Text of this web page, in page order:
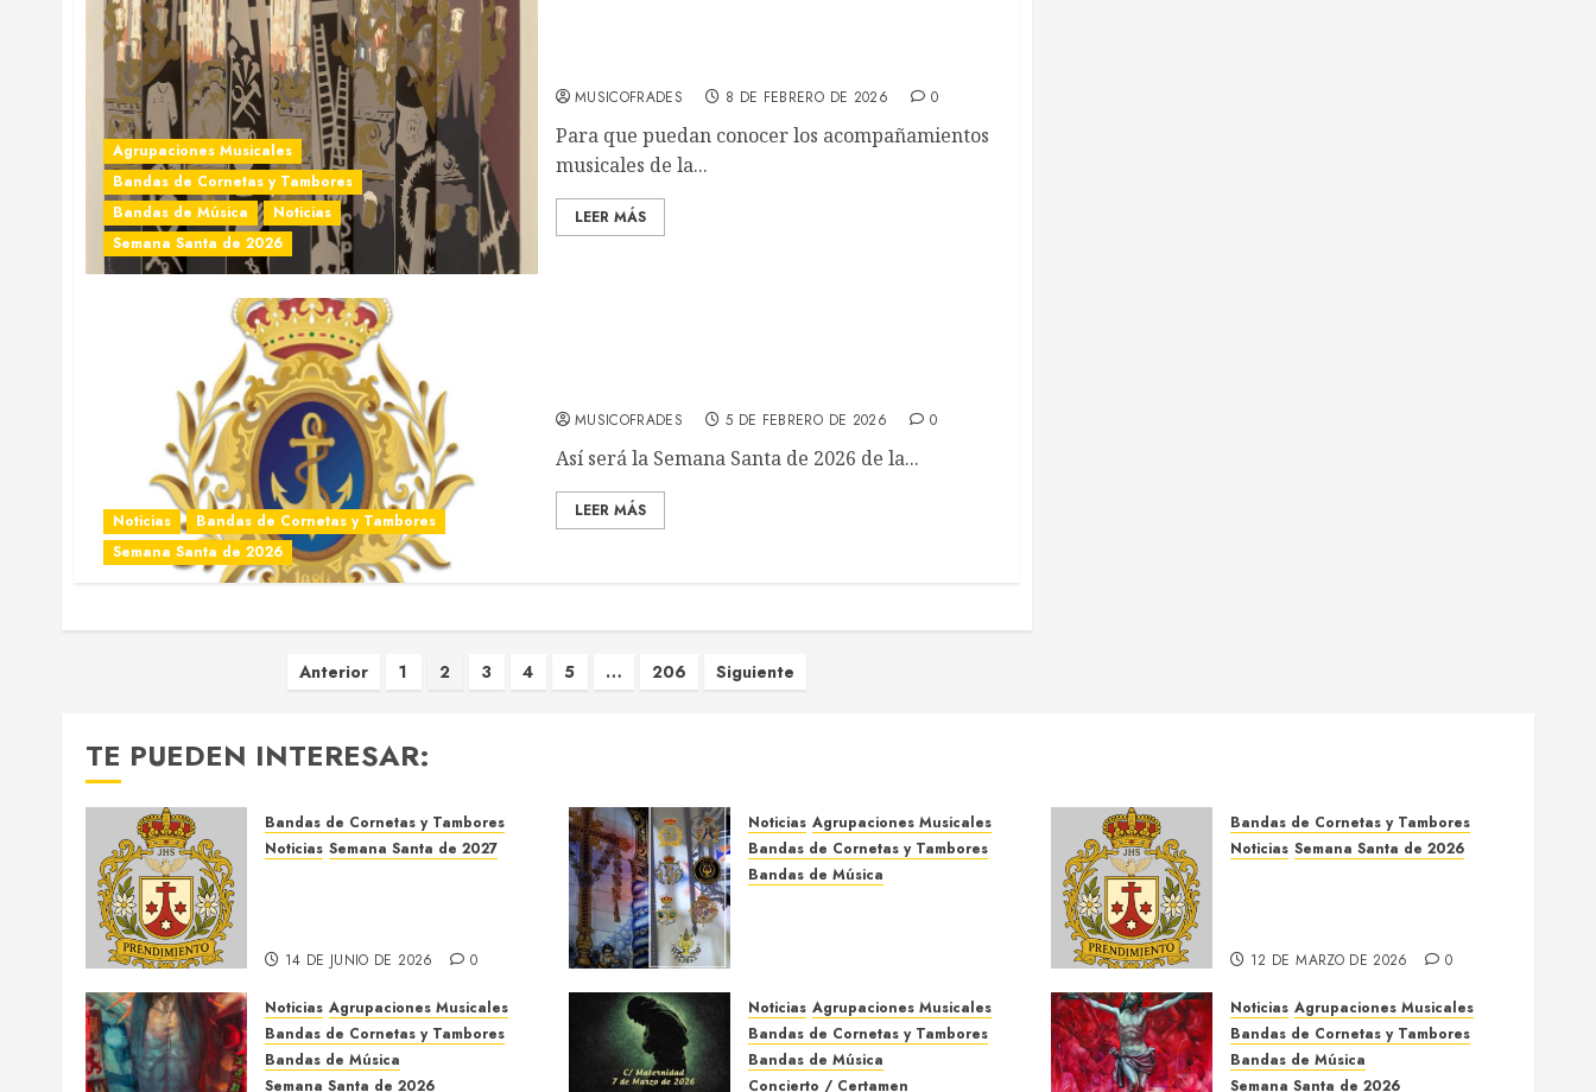
Agrupaciones Musicales
Bandas de Cornetas y Tambores
Bandas de Música
Noticias
Semana Santa de 2026
MUSICOFRADES 8 DE FEBRERO DE 2026 0
Para que puedan conocer los acompañamientos
musicales de la...
LEER MÁS
Noticias
Bandas de Cornetas y Tambores
Semana Santa de 2026
MUSICOFRADES 5 DE FEBRERO DE 2026 0
Así será la Semana Santa de 2026 de la...
LEER MÁS
Paginación
entradas
Anterior 2 3 4 5 … 206 Siguiente
TE PUEDEN INTERESAR:
Bandas de Cornetas y Tambores
Noticias Semana Santa de 2027
14 DE JUNIO DE 2026 0
Noticias Agrupaciones Musicales
Bandas de Cornetas y Tambores
Bandas de Música
9 DE MAYO DE 2026 0
Bandas de Cornetas y Tambores
Noticias Semana Santa de 2026
12 DE MARZO DE 2026 0
Noticias Agrupaciones Musicales
Bandas de Cornetas y Tambores
Bandas de Música
Semana Santa de 2026
Noticias Agrupaciones Musicales
Bandas de Cornetas y Tambores
Bandas de Música
Concierto / Certamen
Noticias Agrupaciones Musicales
Bandas de Cornetas y Tambores
Bandas de Música
Semana Santa de 2026